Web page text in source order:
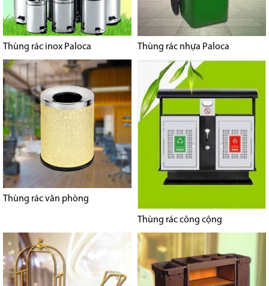
Thùng rác inox Paloca Thùng rác nhựa Paloca
Thùng rác văn phòng
Thùng rác công cộng